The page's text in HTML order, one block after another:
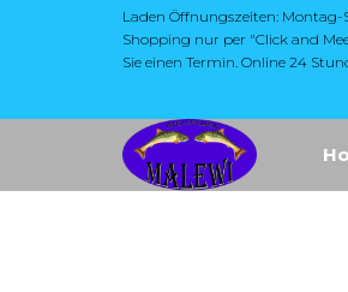
Laden Öffnungszeiten: Montag-
Shopping nur per "Click and
Sie einen Termin. Online 24
"Malewi